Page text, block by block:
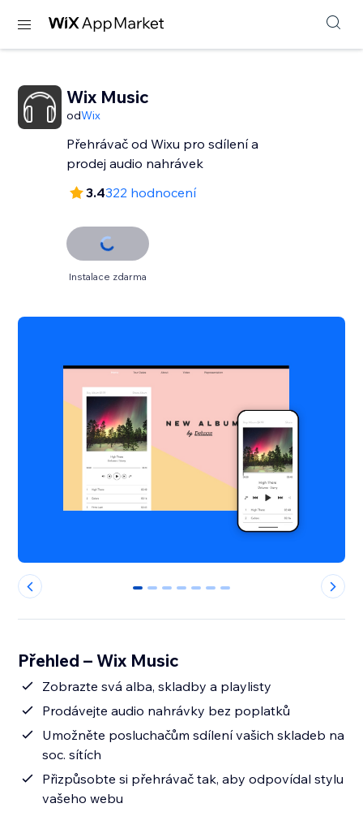
Wix Music
odWix
Přehrávač od Wixu pro sdílení a
prodej audio nahrávek
3.4322 hodnocení
Instalace zdarma
0 1 2 3 4 5 6
Přehled – Wix Music
Zobrazte svá alba, skladby a playlisty
Prodávejte audio nahrávky bez poplatků
Umožněte posluchačům sdílení vašich skladeb na
soc. sítích
Přizpůsobte si přehrávač tak, aby odpovídal stylu
vašeho webu